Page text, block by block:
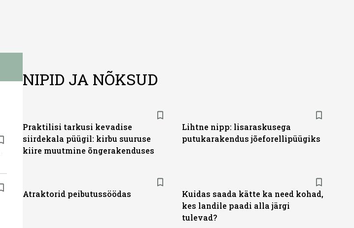
NIPID JA NÕKSUD
Praktilisi tarkusi kevadise
siirdekala püügil: kirbu suuruse
kiire muutmine õngerakenduses
Lihtne nipp: lisaraskusega
putukarakendus jõeforellipüügiks
Atraktorid peibutussöödas
Kuidas saada kätte ka need kohad,
kes landile paadi alla järgi
tulevad?